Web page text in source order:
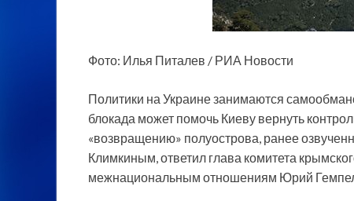
Фото: Илья Питалев / РИА Новости
Политики на Украине занимаются
блокада может помочь Киеву вернуть
«возвращению» полуострова, ранее
Климкиным, ответил глава комитета
межнациональным отношениям Юрий